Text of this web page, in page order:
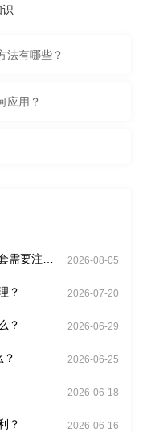
识
法有哪些？
应用？
需要注意
2026-08-05
？ 2026-07-20
？ 2026-06-29
2026-06-25
2026-06-18
？ 2026-06-16